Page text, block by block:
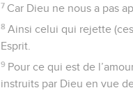
7 Car Dieu ne nous a pas
8 Ainsi celui qui rejette
Esprit.
9 Pour ce qui est de
instruits par Dieu en vue